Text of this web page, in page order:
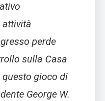
attività
perde
sulla Casa
gioco di
George W.